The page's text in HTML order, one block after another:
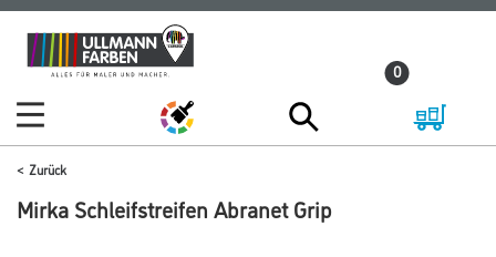
Zum
Inhalt
Zum
Navigationsmenü
0
Zurück
Mirka Schleifstreifen Abranet Grip